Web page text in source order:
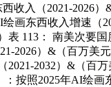
入（2021-2026）
画东西收入增速（
113： 南美次要
2026）&（百万美
2032）&（百
按照2025年AI绘